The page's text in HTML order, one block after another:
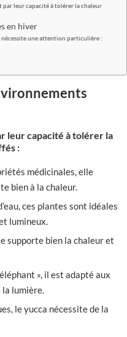
par leur capacité à tolérer la chaleur
en hiver
nécessite une attention particulière :
leur capacité à tolérer la
:
médicinales, elle
bien à la chaleur.
ces plantes sont idéales
lumineux.
supporte bien la chaleur et
», il est adapté aux
lumière.
le yucca nécessite de la